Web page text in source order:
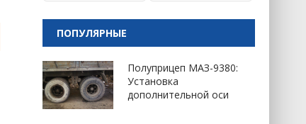
ПОПУЛЯРНЫЕ
Полуприцеп МАЗ-9380:
Установка
дополнительной оси